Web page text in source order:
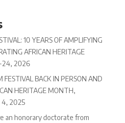
10 YEARS OF AMPLIFYING
AFRICAN HERITAGE
24, 2026
FESTIVAL BACK IN PERSON AND
HERITAGE MONTH,
4, 2025
an honorary doctorate from